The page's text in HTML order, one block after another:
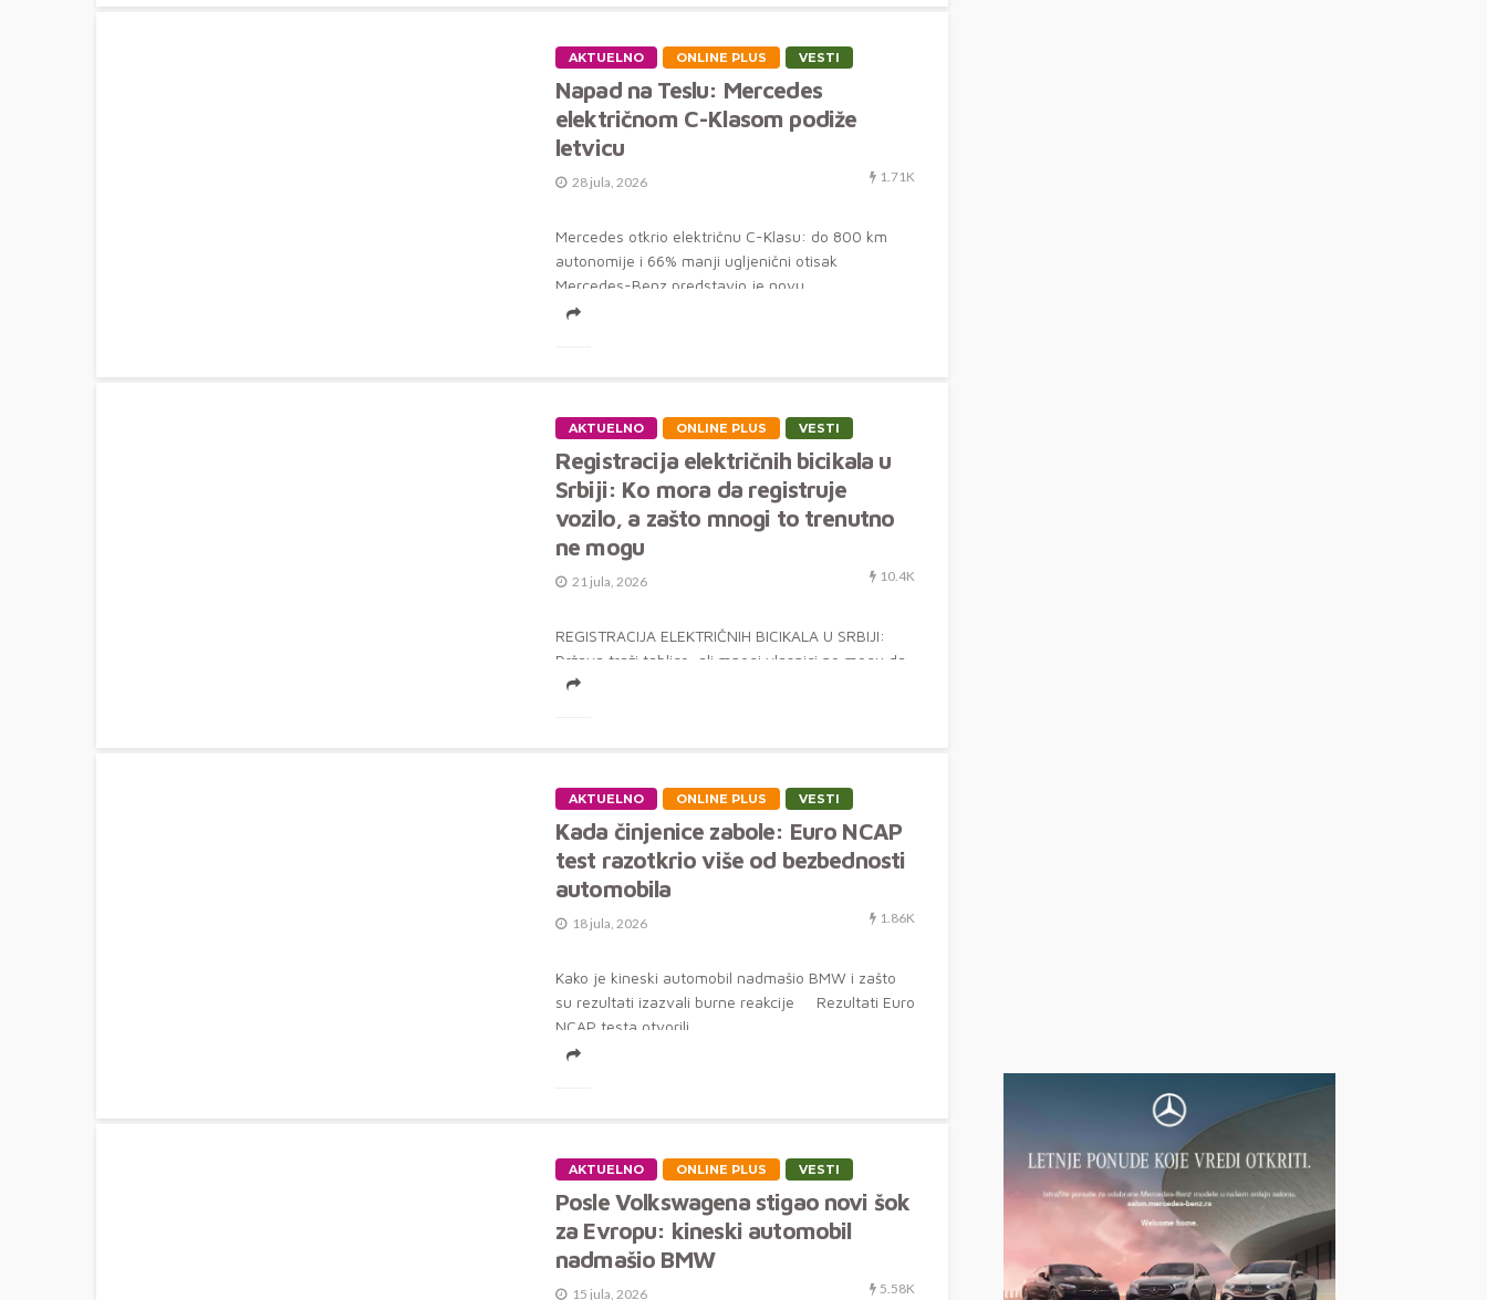
AKTUELNO ONLINE PLUS VESTI
Napad na Teslu: Mercedes
električnom C-Klasom podiže
letvicu
28 jula, 2026 1.71K
Mercedes otkrio električnu C-Klasu: do 800 km
autonomije i 66% manji ugljenični otisak
Mercedes-Benz predstavio je novu...
AKTUELNO ONLINE PLUS VESTI
Registracija električnih bicikala u
Srbiji: Ko mora da registruje
vozilo, a zašto mnogi to trenutno
ne mogu
21 jula, 2026 10.4K
REGISTRACIJA ELEKTRIČNIH BICIKALA U SRBIJI:
Država traži tablice, ali mnogi vlasnici ne mogu da
ih dobiju Nova pravila...
AKTUELNO ONLINE PLUS VESTI
Kada činjenice zabole: Euro NCAP
test razotkrio više od bezbednosti
automobila
18 jula, 2026 1.86K
Kako je kineski automobil nadmašio BMW i zašto
su rezultati izazvali burne reakcije Rezultati Euro
NCAP testa otvorili...
AKTUELNO ONLINE PLUS VESTI
Posle Volkswagena stigao novi šok
za Evropu: kineski automobil
nadmašio BMW
15 jula, 2026 5.58K